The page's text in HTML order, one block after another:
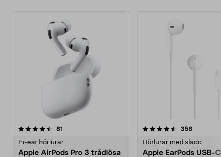
81
In-ear hörlurar
Apple AirPods Pro 3 trådlösa
4.5 av 5 stjärnor 358
Hörlurar med sladd
Apple EarPods USB-
4.0 av 5 stjärnor